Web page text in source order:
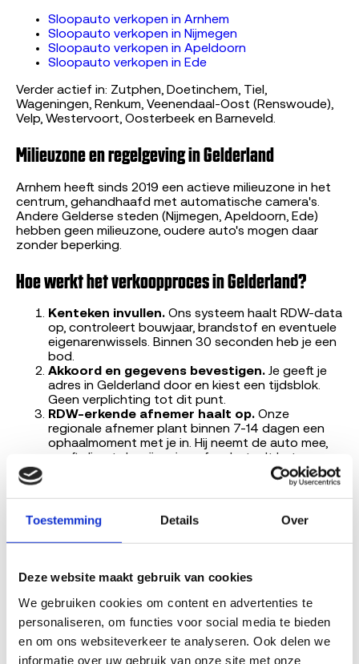
Toestemming Details Over
Deze website maakt gebruik van cookies
We gebruiken cookies om content en advertenties te
personaliseren, om functies voor social media te bieden
en om ons websiteverkeer te analyseren. Ook delen we
informatie over uw gebruik van onze site met onze
Sloopauto verkopen in Arnhem
Sloopauto verkopen in Nijmegen
Sloopauto verkopen in Apeldoorn
Sloopauto verkopen in Ede
Verder actief in: Zutphen, Doetinchem, Tiel,
Wageningen, Renkum, Veenendaal-Oost (Renswoude),
Velp, Westervoort, Oosterbeek en Barneveld.
Milieuzone en regelgeving in Gelderland
Arnhem heeft sinds 2019 een actieve milieuzone in het
centrum, gehandhaafd met automatische camera's.
Andere Gelderse steden (Nijmegen, Apeldoorn, Ede)
hebben geen milieuzone, oudere auto's mogen daar
zonder beperking.
Hoe werkt het verkoopproces in Gelderland?
Kenteken invullen. Ons systeem haalt RDW-data
op, controleert bouwjaar, brandstof en eventuele
eigenarenwissels. Binnen 30 seconden heb je een
bod.
Akkoord en gegevens bevestigen. Je geeft je
adres in Gelderland door en kiest een tijdsblok.
Geen verplichting tot dit punt.
RDW-erkende afnemer haalt op. Onze
regionale afnemer plant binnen 7-14 dagen een
ophaalmoment met je in. Hij neemt de auto mee,
geeft direct de vrijwaring af en betaalt het
afgesproken bedrag (bankoverschrijving of
Het ophalen is gratis voor jou. De RDW-erkende afnemer
is verantwoordelijk voor demontage, vrijwaring en
recycling.
Lees verder op Sloopauto.com
Volkswagen Polo verkopen voor sloop
Opel Astra verkopen voor sloop